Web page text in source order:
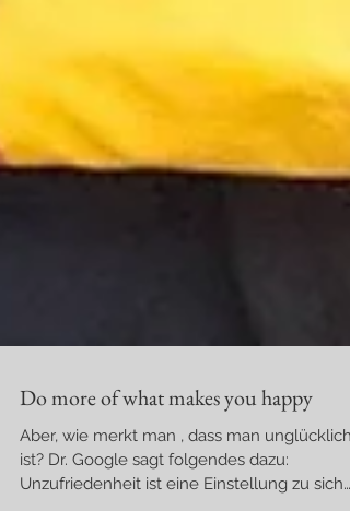
Do more of what makes you happy